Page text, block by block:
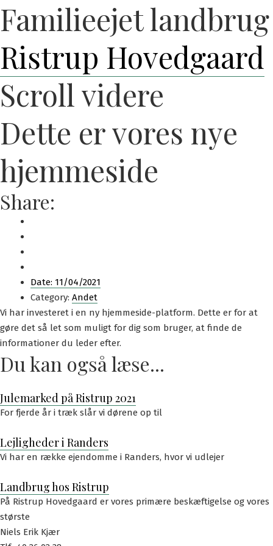
to
Familieejet landbrug
Ristrup Hovedgaard
Scroll videre
Dette er vores nye
hjemmeside
Share:
Date: 11/04/2021
Category: Andet
Vi har investeret i en ny hjemmeside-platform. Dette er for at
gøre det så let som muligt for dig som bruger, at finde de
informationer du leder efter.
Du kan også læse...
Julemarked på Ristrup 2021
For fjerde år i træk slår vi dørene op til
Lejligheder i Randers
Vi har en række ejendomme i Randers, hvor vi udlejer
Landbrug hos Ristrup
På Ristrup Hovedgaard er vores primære beskæftigelse og vores
største
Niels Erik Kjær